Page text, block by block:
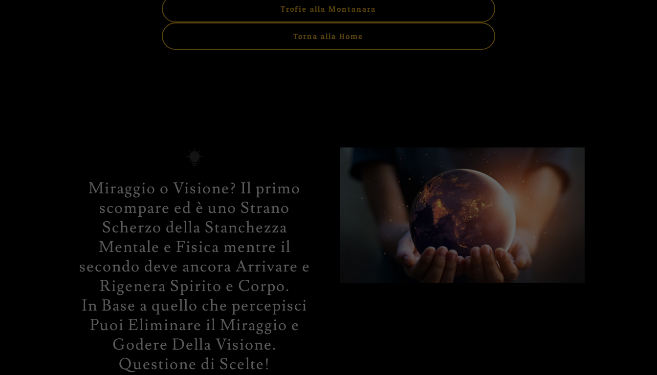
Trofie alla Montanara
Torna alla Home
Miraggio o Visione? Il primo
scompare ed è uno Strano
Scherzo della Stanchezza
Mentale e Fisica mentre il
secondo deve ancora Arrivare e
Rigenera Spirito e Corpo.
In Base a quello che percepisci
Puoi Eliminare il Miraggio e
Godere Della Visione.
Questione di Scelte!